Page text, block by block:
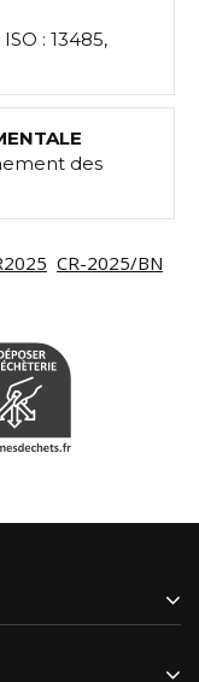
: 13485,
des
CR-2025/BN